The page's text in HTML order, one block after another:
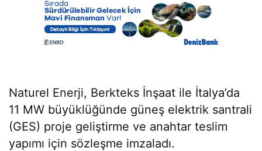
Naturel Enerji, Berkteks İnşaat ile İtalya’da
11 MW büyüklüğünde güneş elektrik santrali
(GES) proje geliştirme ve anahtar teslim
yapımı için sözleşme imzaladı.